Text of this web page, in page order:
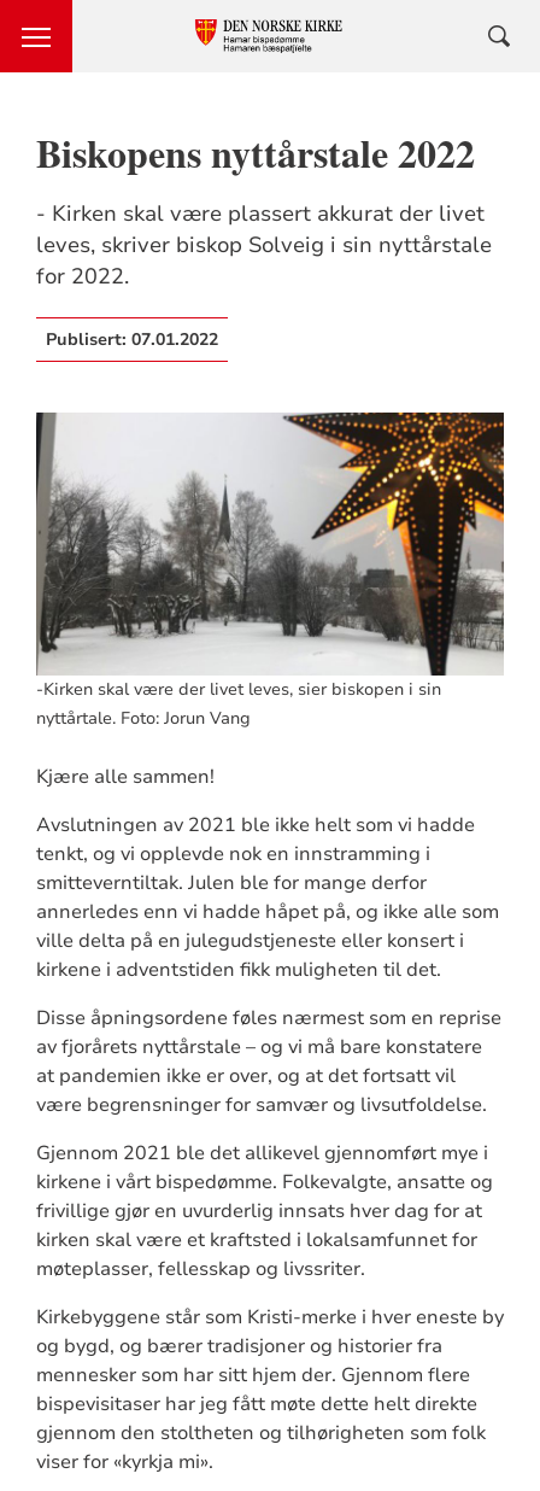
Biskopens nyttårstale 2022
- Kirken skal være plassert akkurat der livet
leves, skriver biskop Solveig i sin nyttårstale
for 2022.
Publisert: 07.01.2022
-Kirken skal være der livet leves, sier biskopen i sin
nyttårtale. Foto: Jorun Vang
Kjære alle sammen!
Avslutningen av 2021 ble ikke helt som vi hadde
tenkt, og vi opplevde nok en innstramming i
smitteverntiltak. Julen ble for mange derfor
annerledes enn vi hadde håpet på, og ikke alle som
ville delta på en julegudstjeneste eller konsert i
kirkene i adventstiden fikk muligheten til det.
Disse åpningsordene føles nærmest som en reprise
av fjorårets nyttårstale – og vi må bare konstatere
at pandemien ikke er over, og at det fortsatt vil
være begrensninger for samvær og livsutfoldelse.
Gjennom 2021 ble det allikevel gjennomført mye i
kirkene i vårt bispedømme. Folkevalgte, ansatte og
frivillige gjør en uvurderlig innsats hver dag for at
kirken skal være et kraftsted i lokalsamfunnet for
møteplasser, fellesskap og livssriter.
Kirkebyggene står som Kristi-merke i hver eneste by
og bygd, og bærer tradisjoner og historier fra
mennesker som har sitt hjem der. Gjennom flere
bispevisitaser har jeg fått møte dette helt direkte
gjennom den stoltheten og tilhørigheten som folk
viser for «kyrkja mi».